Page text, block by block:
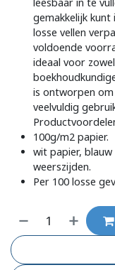
gemakkelijk
losse vellen
voldoende
ideaal voor
is ontworpen
veelvuldig
100g/m2 papier.
wit papier,
weerszijden.
Per 100 losse